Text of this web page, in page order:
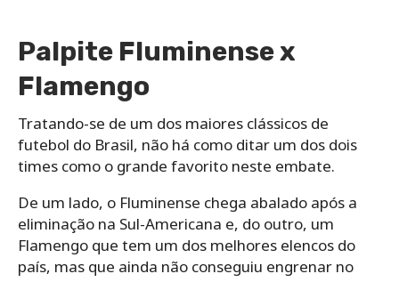
Palpite Fluminense x
Flamengo
Tratando-se de um dos maiores clássicos de
futebol do Brasil, não há como ditar um dos dois
times como o grande favorito neste embate.
De um lado, o Fluminense chega abalado após a
eliminação na Sul-Americana e, do outro, um
Flamengo que tem um dos melhores elencos do
país, mas que ainda não conseguiu engrenar no